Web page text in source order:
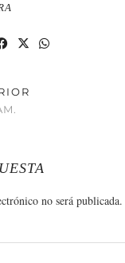
no será publicada.